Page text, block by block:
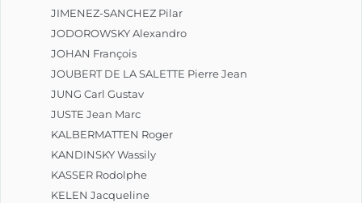
JIMENEZ-SANCHEZ Pilar
JODOROWSKY Alexandro
JOHAN François
JOUBERT DE LA SALETTE Pierre Jean
JUNG Carl Gustav
JUSTE Jean Marc
KALBERMATTEN Roger
KANDINSKY Wassily
KASSER Rodolphe
KELEN Jacqueline